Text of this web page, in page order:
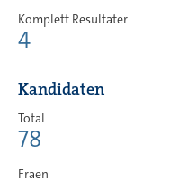
Komplett Resultater
4
Kandidaten
Total
78
Fraen